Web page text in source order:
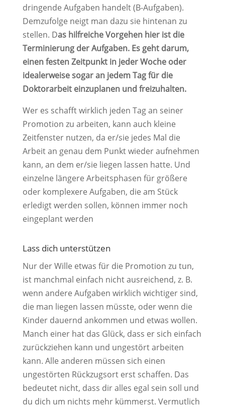
dringende Aufgaben handelt (B-Aufgaben).
Demzufolge neigt man dazu sie hintenan zu
stellen. Das hilfreiche Vorgehen hier ist die
Terminierung der Aufgaben. Es geht darum,
einen festen Zeitpunkt in jeder Woche oder
idealerweise sogar an jedem Tag für die
Doktorarbeit einzuplanen und freizuhalten.
Wer es schafft wirklich jeden Tag an seiner
Promotion zu arbeiten, kann auch kleine
Zeitfenster nutzen, da er/sie jedes Mal die
Arbeit an genau dem Punkt wieder aufnehmen
kann, an dem er/sie liegen lassen hatte. Und
einzelne längere Arbeitsphasen für größere
oder komplexere Aufgaben, die am Stück
erledigt werden sollen, können immer noch
eingeplant werden
Lass dich unterstützen
Nur der Wille etwas für die Promotion zu tun,
ist manchmal einfach nicht ausreichend, z. B.
wenn andere Aufgaben wirklich wichtiger sind,
die man liegen lassen müsste, oder wenn die
Kinder dauernd ankommen und etwas wollen.
Manch einer hat das Glück, dass er sich einfach
zurückziehen kann und ungestört arbeiten
kann. Alle anderen müssen sich einen
ungestörten Rückzugsort erst schaffen. Das
bedeutet nicht, dass dir alles egal sein soll und
du dich um nichts mehr kümmerst. Vermutlich